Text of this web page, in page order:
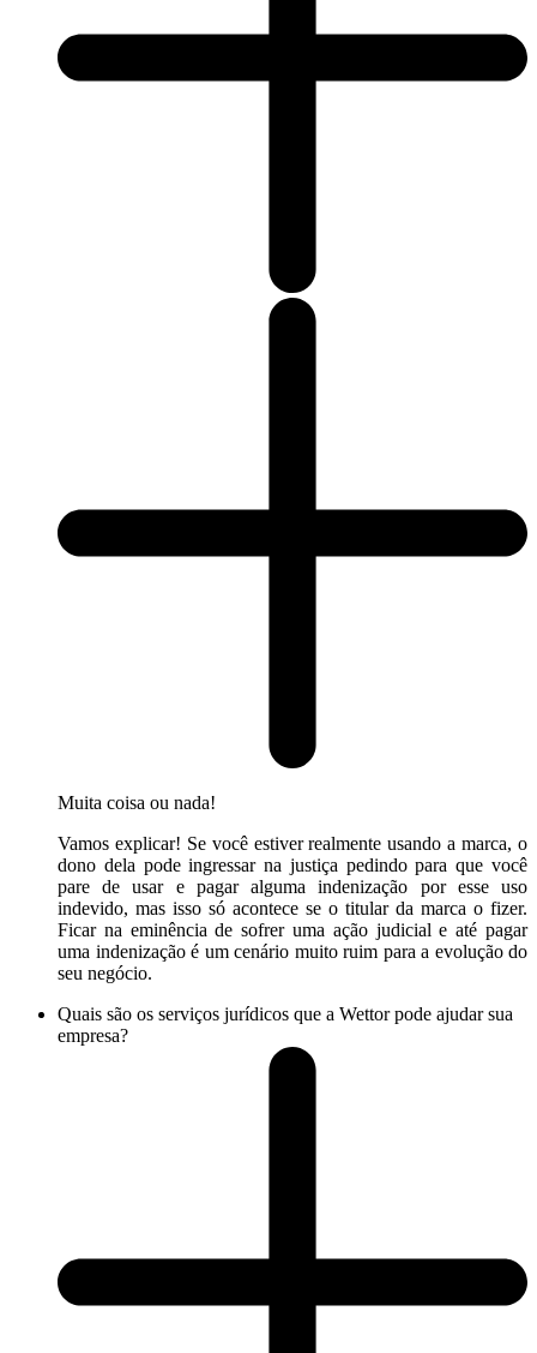
Muita coisa ou nada!
Vamos explicar! Se você estiver realmente usando a marca, o
dono dela pode ingressar na justiça pedindo para que você
pare de usar e pagar alguma indenização por esse uso
indevido, mas isso só acontece se o titular da marca o fizer.
Ficar na eminência de sofrer uma ação judicial e até pagar
uma indenização é um cenário muito ruim para a evolução do
seu negócio.
Quais são os serviços jurídicos que a Wettor pode ajudar sua
empresa?